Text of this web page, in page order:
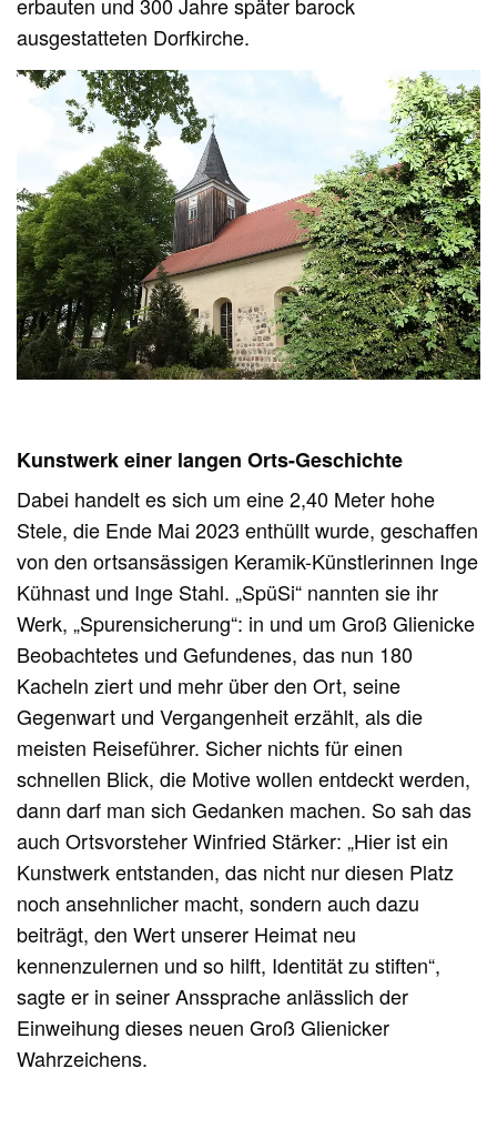
ausgestatteten Dorfkirche.
Kunstwerk einer langen Orts-Geschichte
Dabei handelt es sich um eine 2,40 Meter hohe
Stele, die Ende Mai 2023 enthüllt wurde, geschaffen
von den ortsansässigen Keramik-Künstlerinnen Inge
Kühnast und Inge Stahl. „SpüSi“ nannten sie ihr
Werk, „Spurensicherung“: in und um Groß Glienicke
Beobachtetes und Gefundenes, das nun 180
Kacheln ziert und mehr über den Ort, seine
Gegenwart und Vergangenheit erzählt, als die
meisten Reiseführer. Sicher nichts für einen
schnellen Blick, die Motive wollen entdeckt werden,
dann darf man sich Gedanken machen. So sah das
auch Ortsvorsteher Winfried Stärker: „Hier ist ein
Kunstwerk entstanden, das nicht nur diesen Platz
noch ansehnlicher macht, sondern auch dazu
beiträgt, den Wert unserer Heimat neu
kennenzulernen und so hilft, Identität zu stiften“,
sagte er in seiner Anssprache anlässlich der
Einweihung dieses neuen Groß Glienicker
Wahrzeichens.